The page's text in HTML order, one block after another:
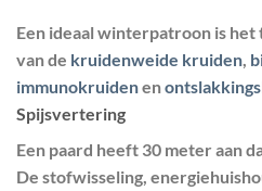
Een ideaal winterpatroon is
van de kruidenweide kruiden
immunokruidenen
Spijsvertering
Een paard heeft 30 meter aan
De stofwisseling,